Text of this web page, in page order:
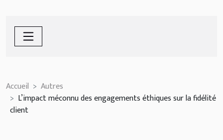
Accueil
Autres
L’impact méconnu des engagements éthiques sur la fidélité
client